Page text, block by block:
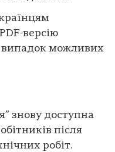
версію
випадок можливих
знову доступна
після
робіт.